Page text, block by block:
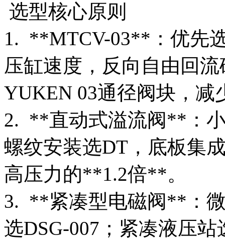
选型核心原则
1. **MTCV-03**：优先
压缸速度，反向自由回
YUKEN 03通径阀块，减
2. **直动式溢流阀**：
螺纹安装选DT，底板集
高压力的**1.2倍**。
3. **紧凑型电磁阀**：
选DSG-007；紧凑液压